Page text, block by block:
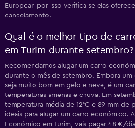
Europcar, por isso verifica se elas
cancelamento.
Qual é o melhor tipo de
em Turim durante setembro?
Recomendamos alugar um carro
durante o mês de setembro. Embora
seja muito bom em gelo e neve, é um
temperaturas amenas e chuva. Em
temperatura média de 12°C e 89 mm
ideais para alugar um carro económico.
Económico em Turim, vais pagar 48 €/